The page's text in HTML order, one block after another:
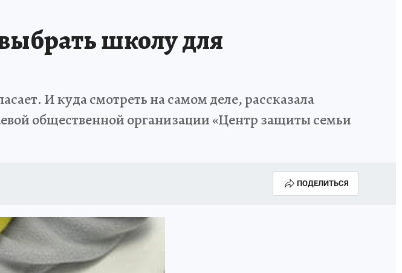
школу для
И куда смотреть на самом деле, рассказала
общественной организации «Центр защиты семьи
ПОДЕЛИТЬСЯ